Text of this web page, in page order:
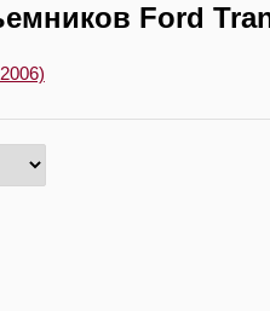
Ford